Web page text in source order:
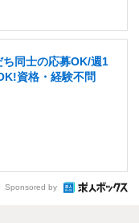
同士の応募OK/週1
資格・経験不問
Sponsored by